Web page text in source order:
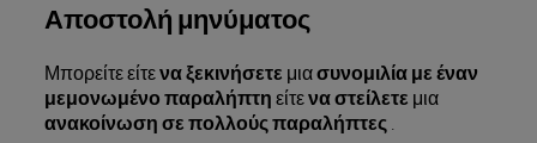
Αποστολή μηνύματος
Μπορείτε είτενα ξεκινήσετε μιασυνομιλία με έναν
μεμονωμένο παραλήπτη είτενα στείλετε μια
ανακοίνωση σε πολλούς παραλήπτες .